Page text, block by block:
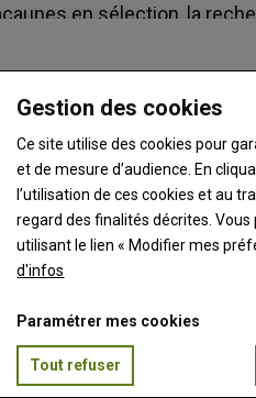
en sélection, la
niveau.
Gestion des cookies
Ce site utilise des cookies pour
et de mesure d’audience. En
l’utilisation de ces cookies et au
regard des finalités décrites.
utilisant le lien « Modifier mes
d'infos
Paramétrer mes cookies
Tout refuser